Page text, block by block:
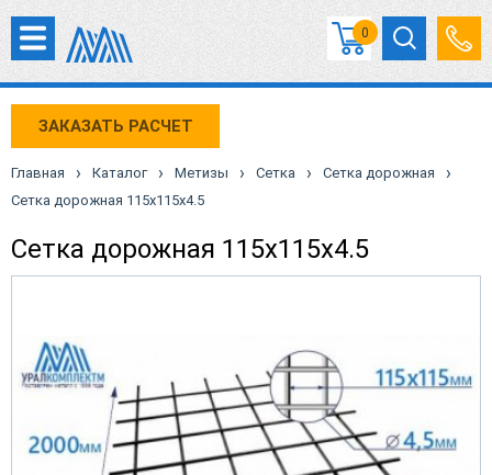
0
ЗАКАЗАТЬ РАСЧЕТ
Главная › Каталог › Метизы › Сетка › Сетка дорожная ›
Сетка дорожная 115х115х4.5
Сетка дорожная 115х115х4.5